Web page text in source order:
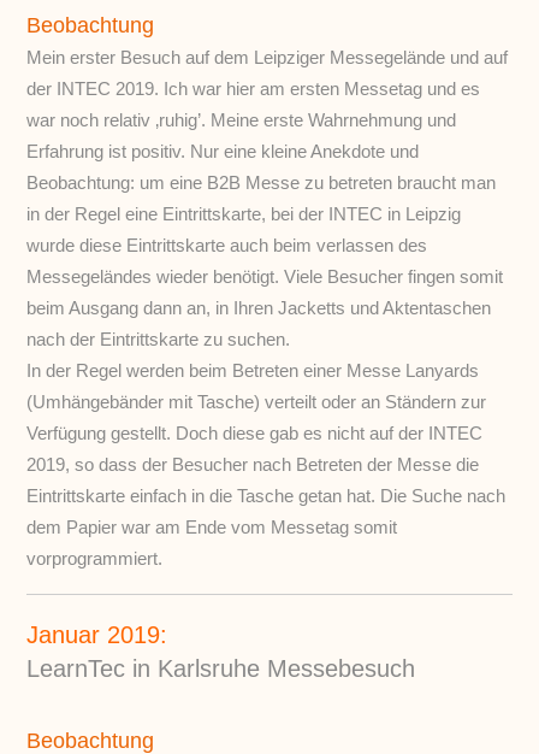
Beobachtung
Mein erster Besuch auf dem Leipziger Messegelände und auf
der INTEC 2019. Ich war hier am ersten Messetag und es
war noch relativ ‚ruhig’. Meine erste Wahrnehmung und
Erfahrung ist positiv. Nur eine kleine Anekdote und
Beobachtung: um eine B2B Messe zu betreten braucht man
in der Regel eine Eintrittskarte, bei der INTEC in Leipzig
wurde diese Eintrittskarte auch beim verlassen des
Messegeländes wieder benötigt. Viele Besucher fingen somit
beim Ausgang dann an, in Ihren Jacketts und Aktentaschen
nach der Eintrittskarte zu suchen.
In der Regel werden beim Betreten einer Messe Lanyards
(Umhängebänder mit Tasche) verteilt oder an Ständern zur
Verfügung gestellt. Doch diese gab es nicht auf der INTEC
2019, so dass der Besucher nach Betreten der Messe die
Eintrittskarte einfach in die Tasche getan hat. Die Suche nach
dem Papier war am Ende vom Messetag somit
vorprogrammiert.
Januar 2019:
LearnTec in Karlsruhe Messebesuch
Beobachtung